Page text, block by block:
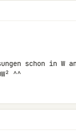
schon in W
^^